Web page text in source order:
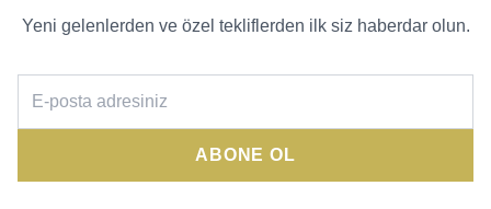
Yeni gelenlerden ve özel tekliflerden ilk siz haberdar olun.
ABONE OL